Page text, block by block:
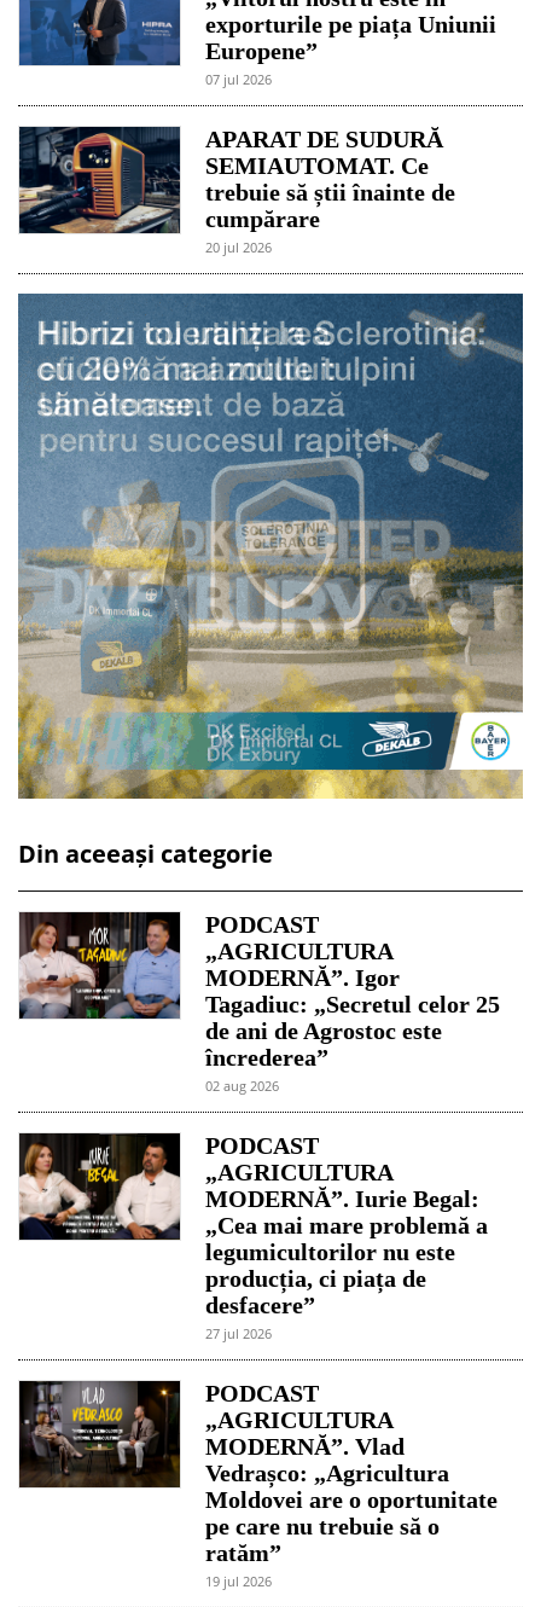
exporturile pe piața Uniunii
Europene”
07 jul 2026
APARAT DE SUDURĂ
SEMIAUTOMAT. Ce
trebuie să știi înainte de
cumpărare
20 jul 2026
Din aceeași categorie
PODCAST
„AGRICULTURA
MODERNĂ”. Igor
Tagadiuc: „Secretul celor 25
de ani de Agrostoc este
încrederea”
02 aug 2026
PODCAST
„AGRICULTURA
MODERNĂ”. Iurie Begal:
„Cea mai mare problemă a
legumicultorilor nu este
producția, ci piața de
desfacere”
27 jul 2026
PODCAST
„AGRICULTURA
MODERNĂ”. Vlad
Vedrașco: „Agricultura
Moldovei are o oportunitate
pe care nu trebuie să o
ratăm”
19 jul 2026